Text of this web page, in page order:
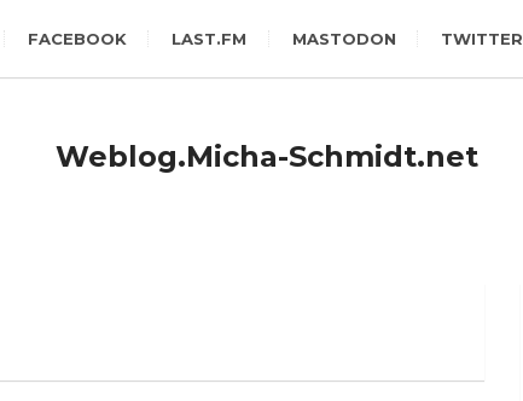
FACEBOOK LAST.FM MASTODON TWITTER
Weblog.Micha-Schmidt.net